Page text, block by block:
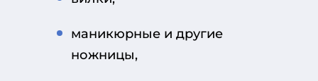
маникюрные и другие
ножницы,